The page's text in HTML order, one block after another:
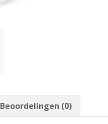
Beoordelingen (0)